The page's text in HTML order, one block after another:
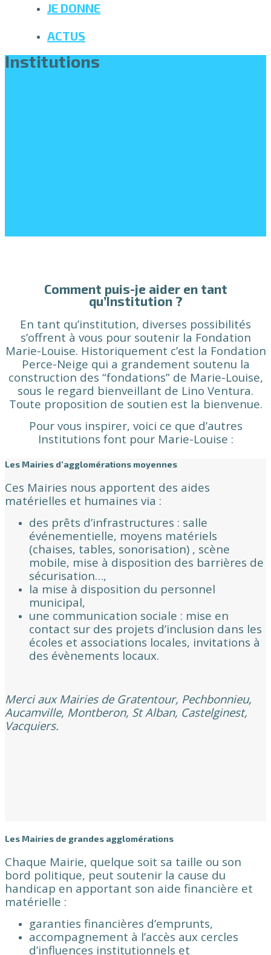
JE DONNE
ACTUS
Institutions
Comment puis-je aider en tant
qu’Institution ?
En tant qu’institution, diverses possibilités
s’offrent à vous pour soutenir la Fondation
Marie-Louise. Historiquement c’est la Fondation
Perce-Neige qui a grandement soutenu la
construction des “fondations” de Marie-Louise,
sous le regard bienveillant de Lino Ventura.
Toute proposition de soutien est la bienvenue.
Pour vous inspirer, voici ce que d’autres
Institutions font pour Marie-Louise :
Les Mairies d’agglomérations moyennes
Ces Mairies nous apportent des aides
matérielles et humaines via :
des prêts d’infrastructures : salle
événementielle, moyens matériels
(chaises, tables, sonorisation) , scène
mobile, mise à disposition des barrières de
sécurisation…,
la mise à disposition du personnel
municipal,
une communication sociale : mise en
contact sur des projets d’inclusion dans les
écoles et associations locales, invitations à
des évènements locaux.
Merci aux Mairies de Gratentour, Pechbonnieu,
Aucamville, Montberon, St Alban, Castelginest,
Vacquiers.
Les Mairies de grandes agglomérations
Chaque Mairie, quelque soit sa taille ou son
bord politique, peut soutenir la cause du
handicap en apportant son aide financière et
matérielle :
garanties financières d’emprunts,
accompagnement à l’accès aux cercles
d’influences institutionnels et